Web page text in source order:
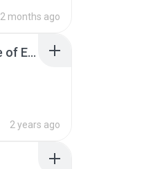
2 months ago
Wrath & Glory - Aeldari - Inheritance of Embers.pdf
2 years ago